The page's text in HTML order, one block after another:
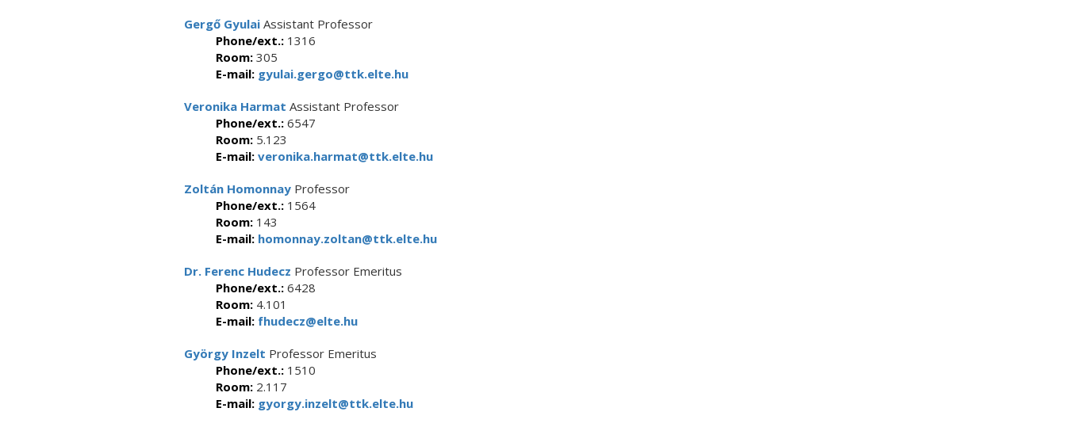
Gergő Gyulai Assistant Professor
Phone/ext.: 1316
Room: 305
E-mail: gyulai.gergo@ttk.elte.hu
Veronika Harmat Assistant Professor
Phone/ext.: 6547
Room: 5.123
E-mail: veronika.harmat@ttk.elte.hu
Zoltán Homonnay Professor
Phone/ext.: 1564
Room: 143
E-mail: homonnay.zoltan@ttk.elte.hu
Dr. Ferenc Hudecz Professor Emeritus
Phone/ext.: 6428
Room: 4.101
E-mail: fhudecz@elte.hu
György Inzelt Professor Emeritus
Phone/ext.: 1510
Room: 2.117
E-mail: gyorgy.inzelt@ttk.elte.hu